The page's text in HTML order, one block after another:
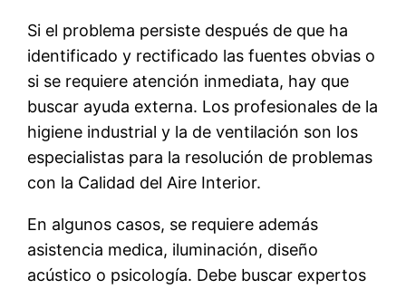
Si el problema persiste después de que ha
identificado y rectificado las fuentes obvias o
si se requiere atención inmediata, hay que
buscar ayuda externa. Los profesionales de la
higiene industrial y la de ventilación son los
especialistas para la resolución de problemas
con la Calidad del Aire Interior.
En algunos casos, se requiere además
asistencia medica, iluminación, diseño
acústico o psicología. Debe buscar expertos